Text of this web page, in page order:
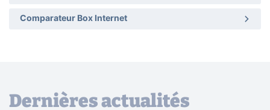
Comparateur Box Internet
Dernières actualités